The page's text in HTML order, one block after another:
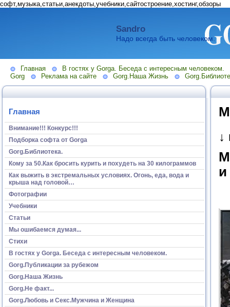
софт,музыка,статьи,анекдоты,учебники,сайтостроение,хостинг,обзоры
Sandro
Надо всегда быть человеком.
Главная
В гостях у Gorga. Беседа с интересным человеком.
Gorg
Реклама на сайте Gorg.Наша Жизнь
Главная
Внимание!!! Конкурс!!!
Подборка софта от Gorga
Gorg.Библиотека.
Кому за 50.Как бросить курить и похудеть на 30 килограммов
Как выжить в экстремальных условиях. Огонь, еда, вода и
крыша над головой…
Фотографии
Учебники
Статьи
Мы ошибаемся думая...
Стихи
В гостях у Gorga. Беседа с интересным человеком.
Gorg.Публикации за рубежом
Gorg.Наша Жизнь
Gorg.Не факт...
Gorg.Любовь и Секс.Мужчина и Женщина
и